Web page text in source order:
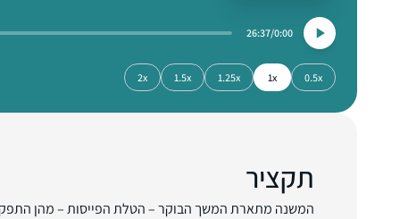
0:00
26:37
0.5x
1x
1.25x
1.5x
2x
תקציר
המשנה מתארת המשך הבוקר – הטלת הפייסות – מהן